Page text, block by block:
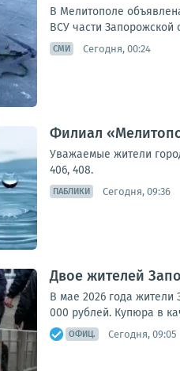
В Мелитополе
ВСУ части
СМИ Сегодня, 00:24
Филиал
Уважаемые жители
406, 408.
ПАБЛИКИ Сегодня, 09:36
Двое жителей
В мае 2026 года жители
000 рублей. Купюра в
ОФИЦ. Сегодня, 09:05